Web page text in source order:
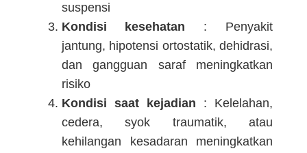
suspensi
Kondisi kesehatan : Penyakit
jantung, hipotensi ortostatik, dehidrasi,
dan gangguan saraf meningkatkan
risiko
Kondisi saat kejadian : Kelelahan,
cedera, syok traumatik, atau
kehilangan kesadaran meningkatkan